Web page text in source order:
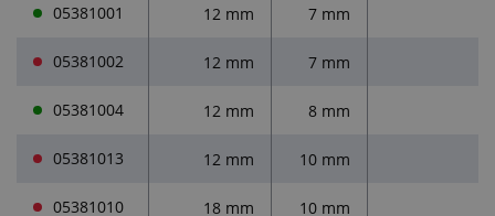
05381001 12 mm 7 mm
05381002 12 mm 7 mm
05381004 12 mm 8 mm
05381013 12 mm 10 mm
05381010 18 mm 10 mm